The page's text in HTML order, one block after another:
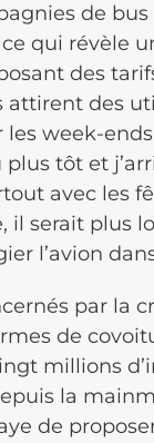
de
qui révèle
des
attirent des
week-
tôt et
avec les
il serait plus
l’avion
par la
de
millions
la
de